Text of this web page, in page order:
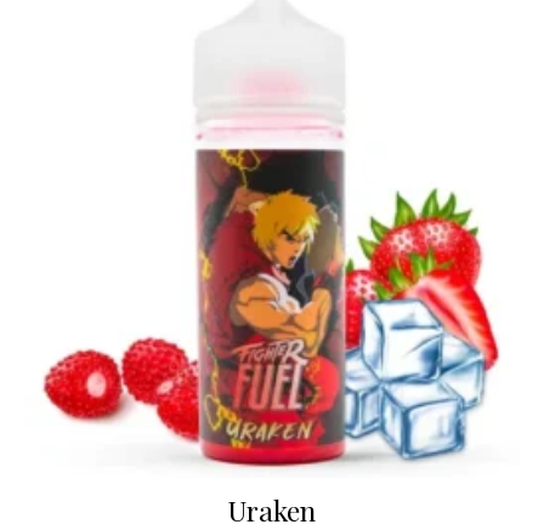
Uraken